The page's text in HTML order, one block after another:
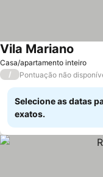
Casa/apartamento inteiro
Vila Mariano
/ Pontuação não
Selecione as datas
exatos.